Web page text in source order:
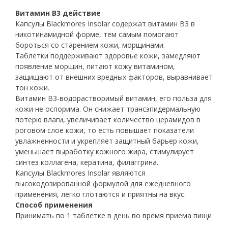
Витамин B3 действие
Капсулы Blackmores Insolar содержат витамин B3 в
никотинамидной форме, тем самым помогают
бороться со старением кожи, морщинами.
Таблетки поддерживают здоровье кожи, замедляют
появление морщин, питают кожу витамином,
защищают от внешних вредных факторов, выравнивает
тон кожи.
Витамин B3-водорастворимый витамин, его польза для
кожи не оспорима. Он снижает трансэпидермальную
потерю влаги, увеличивает количество церамидов в
роговом слое кожи, то есть повышает показатели
увлажненности и укрепляет защитный барьер кожи,
уменьшает выработку кожного жира, стимулирует
синтез коллагена, кератина, филаггрина.
Капсулы Blackmores Insolar являются
высокодозированной формулой для ежедневного
применения, легко глотаются и приятны на вкус.
Способ применения
Принимать по 1 таблетке в день во время приема пищи